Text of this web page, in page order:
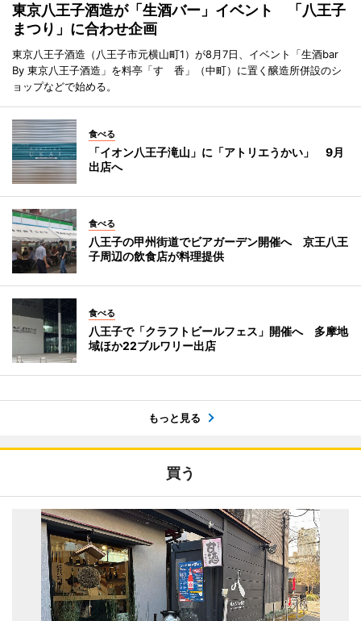
東京八王子酒造が「生酒バー」イベント 「八王子
まつり」に合わせ企画
東京八王子酒造（八王子市元横山町1）が8月7日、イベント「生酒bar
By 東京八王子酒造」を料亭「すゞ香」（中町）に置く醸造所併設のシ
ョップなどで始める。
食べる
「イオン八王子滝山」に「アトリエうかい」 9月
出店へ
食べる
八王子の甲州街道でビアガーデン開催へ 京王八王
子周辺の飲食店が料理提供
食べる
八王子で「クラフトビールフェス」開催へ 多摩地
域ほか22ブルワリー出店
もっと見る
買う